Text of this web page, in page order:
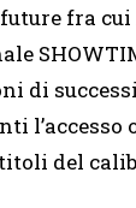
fra cui
di
l’accesso
del